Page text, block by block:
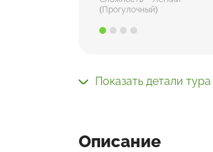
(Прогулочный)
Показать детали тура
Описание